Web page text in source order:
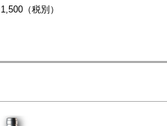
（税別）